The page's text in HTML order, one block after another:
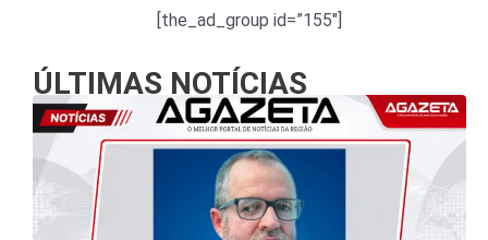
[the_ad_group id=”155″]
ÚLTIMAS NOTÍCIAS